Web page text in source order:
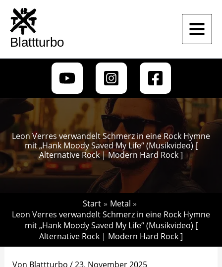
Zum
Inhalt
springen
Blattturbo
Leon Verres verwandelt Schmerz in eine Rock Hymne
mit „Hank Moody Saved My Life“ (Musikvideo) [
Alternative Rock | Modern Hard Rock ]
Start
Metal
Leon Verres verwandelt Schmerz in eine Rock Hymne
mit „Hank Moody Saved My Life“ (Musikvideo) [
Alternative Rock | Modern Hard Rock ]
Von Blattturbo /23. November 2025